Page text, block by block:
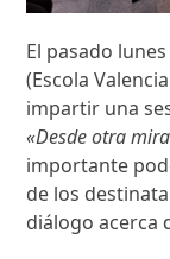
El pasado
(Escola
impartir una
«Desde otra
importante
de los
diálogo acerca